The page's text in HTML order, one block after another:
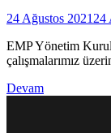
24 Ağustos 2021 24
EMP Yönetim
çalışmalarımız
Devam